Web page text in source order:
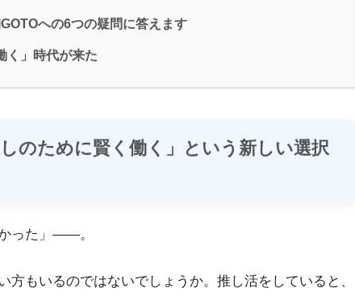
への6つの疑問に答えます
く」時代が来た
のために賢く働く」という新しい選択
った」――。
方もいるのではないでしょうか。推し活をしていると、